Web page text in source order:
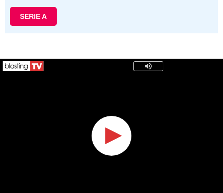
SERIE A